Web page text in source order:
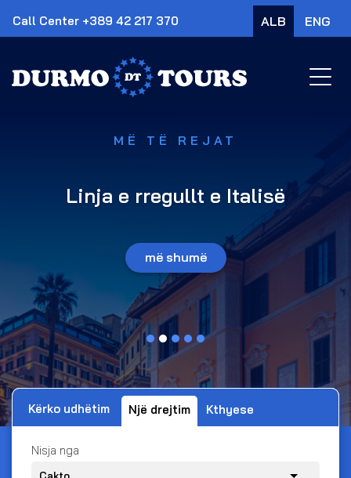
Call Center +389 42 217 370 ALB ENG
×
MË TË REJAT
Linja e rregullt e Italisë
më shumë
Kërko udhëtim Një drejtim Kthyese
Nisja nga